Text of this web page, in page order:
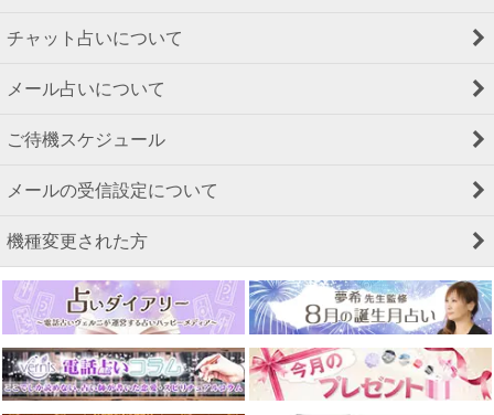
チャット占いについて
メール占いについて
ご待機スケジュール
メールの受信設定について
機種変更された方